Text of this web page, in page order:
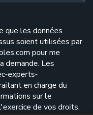
que les données
soient utilisées par
pour me
demande. Les
experts-
en charge du
sur le
de vos droits,